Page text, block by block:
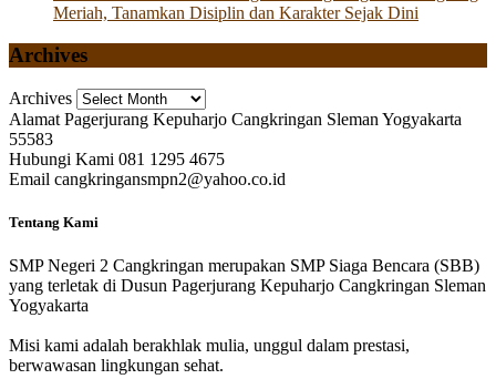
Meriah, Tanamkan Disiplin dan Karakter Sejak Dini
Archives
Archives
Alamat Pagerjurang Kepuharjo Cangkringan Sleman Yogyakarta
55583
Hubungi Kami 081 1295 4675
Email cangkringansmpn2@yahoo.co.id
Tentang Kami
SMP Negeri 2 Cangkringan merupakan SMP Siaga Bencara (SBB)
yang terletak di Dusun Pagerjurang Kepuharjo Cangkringan Sleman
Yogyakarta
Misi kami adalah berakhlak mulia, unggul dalam prestasi,
berwawasan lingkungan sehat.